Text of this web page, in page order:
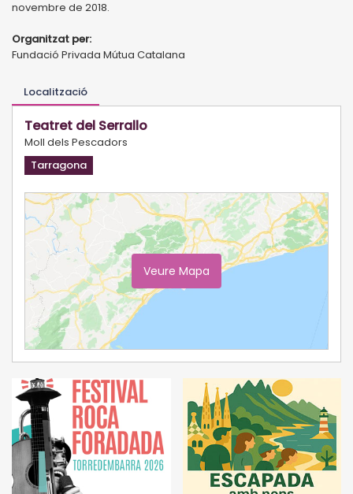
novembre de 2018.
Organitzat per:
Fundació Privada Mútua Catalana
Localització
Teatret del Serrallo
Moll dels Pescadors
Tarragona
Veure Mapa